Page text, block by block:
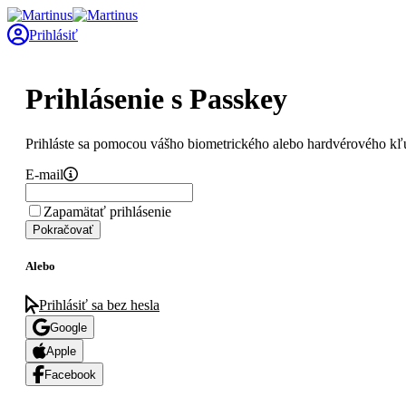
Prihlásiť
Prihlásenie s Passkey
Prihláste sa pomocou vášho biometrického alebo hardvérového
E-mail
Zapamätať prihlásenie
Pokračovať
Alebo
Prihlásiť sa bez hesla
Google
Apple
Facebook